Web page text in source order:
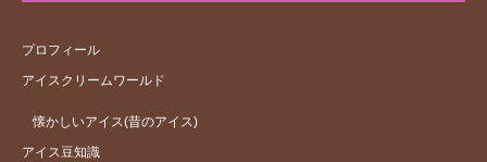
プロフィール
アイスクリームワールド
懐かしいアイス(昔のアイス)
アイス豆知識